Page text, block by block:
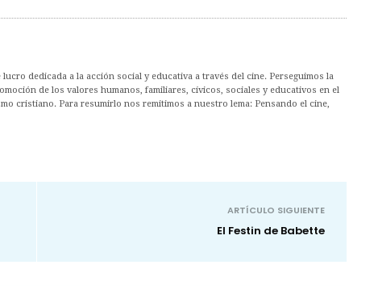
dedicada a la acción social y educativa a través del cine. Perseguimos la
de los valores humanos, familiares, cívicos, sociales y educativos en el
cristiano. Para resumirlo nos remitimos a nuestro lema: Pensando el cine,
ARTÍCULO SIGUIENTE
El Festin de Babette